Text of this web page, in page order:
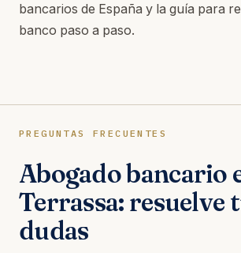
bancarios de España y la guía para
banco paso a paso.
PREGUNTAS FRECUENTES
Abogado bancario
Terrassa: resuelve
dudas